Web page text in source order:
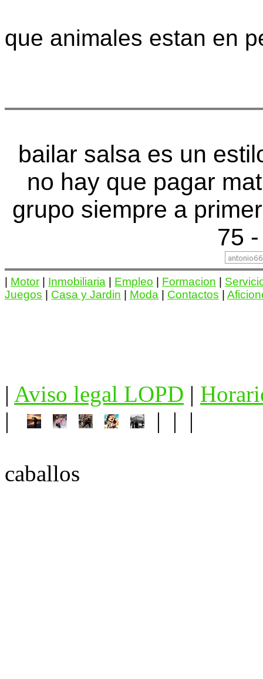
que animales estan en
bailar salsa es un
no hay que pagar
grupo siempre a
75
Motor Inmobiliaria Empleo Formacion
Juegos
Casa y Jardin Moda Contactos
| Aviso legal LOPD |
|
| | |
caballos